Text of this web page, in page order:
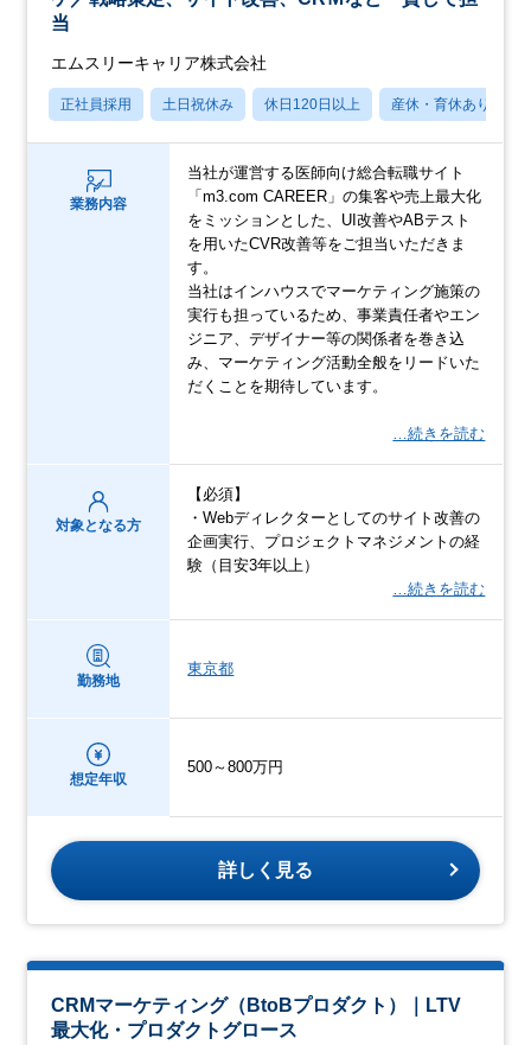
当
エムスリーキャリア株式会社
正社員採用 土日祝休み 休日120日以上 産休・育休あり
業務内容
当社が運営する医師向け総合転職サイト
「m3.com CAREER」の集客や売上最大化
をミッションとした、UI改善やABテスト
を用いたCVR改善等をご担当いただきま
す。
当社はインハウスでマーケティング施策の
実行も担っているため、事業責任者やエン
ジニア、デザイナー等の関係者を巻き込
み、マーケティング活動全般をリードいた
だくことを期待しています。
…続きを読む
対象となる方
【必須】
・Webディレクターとしてのサイト改善の
企画実行、プロジェクトマネジメントの経
験（目安3年以上）
…続きを読む
勤務地
東京都
想定年収
500～800万円
詳しく見る
CRMマーケティング（BtoBプロダクト）｜LTV
最大化・プロダクトグロース